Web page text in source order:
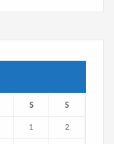
S S
1 2